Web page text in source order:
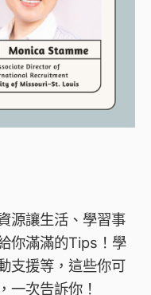
源讓生活、學習事
你滿滿的Tips！學
支援等，這些你可
一次告訴你！